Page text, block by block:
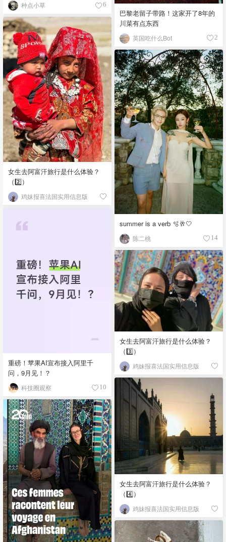
种点小草 6
巴黎老留子带路！这家开了8年的
川菜有点东西
英国吃什么Bot 2
女生去阿富汗旅行是什么体验？
（2️⃣）
鸡妹报喜法国实用信息版
summer is a verb 🫧🥂🤍
陈二桃 14
重磅！苹果AI宣布接入阿里千
问，9月见！？
科技圈观察 10
女生去阿富汗旅行是什么体验？
（3️⃣）
鸡妹报喜法国实用信息版
女生去阿富汗旅行是什么体验？
（4️⃣）
鸡妹报喜法国实用信息版